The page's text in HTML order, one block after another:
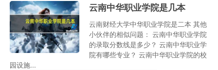
云南中华职业学院是几本
云南财经大学中华职业学院是二本 其他
小伙伴的相似问题： 云南中华职业学院
的录取分数线是多少？ 云南中华职业学
院有哪些专业？ 云南中华职业学院的校
园设施...